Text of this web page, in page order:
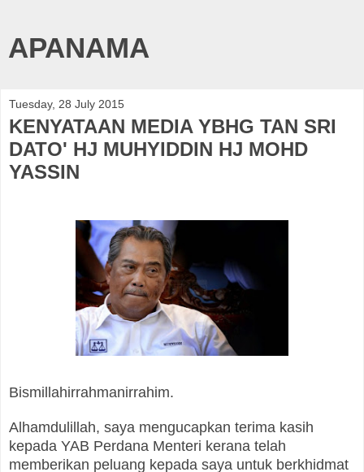
APANAMA
Tuesday, 28 July 2015
KENYATAAN MEDIA YBHG TAN SRI
DATO' HJ MUHYIDDIN HJ MOHD
YASSIN
Bismillahirrahmanirrahim.
Alhamdulillah, saya mengucapkan terima kasih
kepada YAB Perdana Menteri kerana telah
memberikan peluang kepada saya untuk berkhidmat